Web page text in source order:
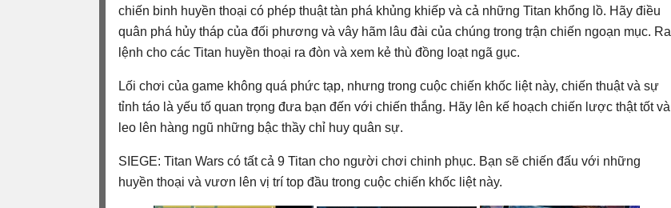
chiến binh huyền thoại có phép thuật tàn phá khủng khiếp và cả những Titan khổng lồ. Hãy điều
quân phá hủy tháp của đối phương và vây hãm lâu đài của chúng trong trận chiến ngoạn mục. Ra
lệnh cho các Titan huyền thoại ra đòn và xem kẻ thù đồng loạt ngã gục.
Lối chơi của game không quá phức tạp, nhưng trong cuộc chiến khốc liệt này, chiến thuật và sự
tỉnh táo là yếu tố quan trọng đưa bạn đến với chiến thắng. Hãy lên kế hoạch chiến lược thật tốt và
leo lên hàng ngũ những bậc thầy chỉ huy quân sự.
SIEGE: Titan Wars có tất cả 9 Titan cho người chơi chinh phục. Bạn sẽ chiến đấu với những
huyền thoại và vươn lên vị trí top đầu trong cuộc chiến khốc liệt này.